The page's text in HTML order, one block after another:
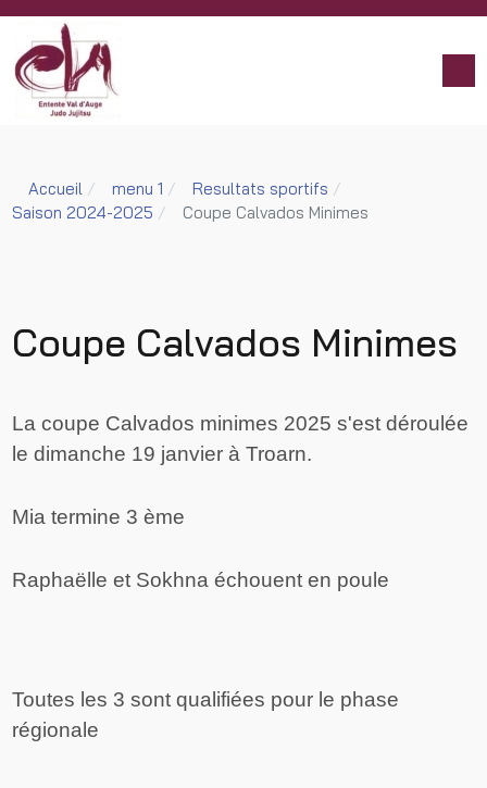
Accueil menu 1
Resultats sportifs
Saison 2024-2025
Coupe Calvados Minimes
Coupe Calvados Minimes
La coupe Calvados minimes 2025 s'est déroulée
le dimanche 19 janvier à Troarn.
Mia termine 3 ème
Raphaëlle et Sokhna échouent en poule
Toutes les 3 sont qualifiées pour le phase
régionale